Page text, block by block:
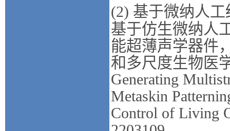
(2) 基于微纳人
基于仿生微纳人
能超薄声学器件
和多尺度生物医
Generating
Metaskin
Control of Living